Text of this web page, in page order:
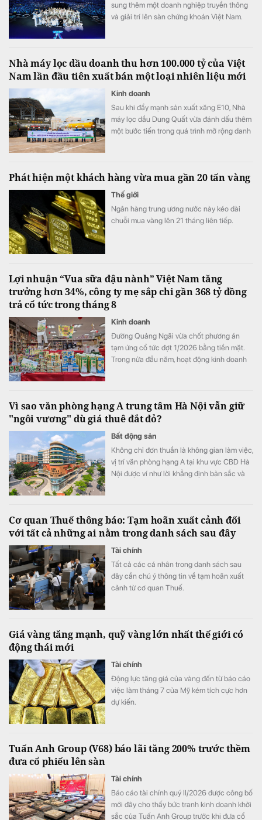
sung thêm một doanh nghiệp truyền thông
và giải trí lên sàn chứng khoán Việt Nam.
định, mà từ các tài sản sở hữu trí tuệ (IP) -
nhóm tài sản gần như chưa được phản ánh
Nhà máy lọc dầu doanh thu hơn 100.000 tỷ của Việt
Nam lần đầu tiên xuất bán một loại nhiên liệu mới
Kinh doanh
Sau khi đẩy mạnh sản xuất xăng E10, Nhà
máy lọc dầu Dung Quất vừa đánh dấu thêm
một bước tiến trong quá trình mở rộng danh
Phát hiện một khách hàng vừa mua gần 20 tấn vàng
Thế giới
Ngân hàng trung ương nước này kéo dài
chuỗi mua vàng lên 21 tháng liên tiếp.
Lợi nhuận “Vua sữa đậu nành” Việt Nam tăng
trưởng hơn 34%, công ty mẹ sắp chi gần 368 tỷ đồng
trả cổ tức trong tháng 8
Kinh doanh
Đường Quảng Ngãi vừa chốt phương án
tạm ứng cổ tức đợt 1/2026 bằng tiền mặt.
Trong nửa đầu năm, hoạt động kinh doanh
Vì sao văn phòng hạng A trung tâm Hà Nội vẫn giữ
"ngôi vương" dù giá thuê đắt đỏ?
Bất động sản
Không chỉ đơn thuần là không gian làm việc,
vị trí văn phòng hạng A tại khu vực CBD Hà
Nội được ví như lời khẳng định bản sắc và
biến khu vực trung tâm thành lựa chọn hàng
đầu của các tập đoàn đa quốc gia.
Cơ quan Thuế thông báo: Tạm hoãn xuất cảnh đối
với tất cả những ai nằm trong danh sách sau đây
Tài chính
Tất cả các cá nhân trong danh sách sau
đây cần chú ý thông tin về tạm hoãn xuất
cảnh từ cơ quan Thuế.
Giá vàng tăng mạnh, quỹ vàng lớn nhất thế giới có
động thái mới
Tài chính
Động lực tăng giá của vàng đến từ báo cáo
việc làm tháng 7 của Mỹ kém tích cực hơn
dự kiến.
Tuấn Anh Group (V68) báo lãi tăng 200% trước thềm
đưa cổ phiếu lên sàn
Tài chính
Báo cáo tài chính quý II/2026 được công bố
mới đây cho thấy bức tranh kinh doanh khởi
sắc của Tuấn Anh Group trước khi đưa cổ